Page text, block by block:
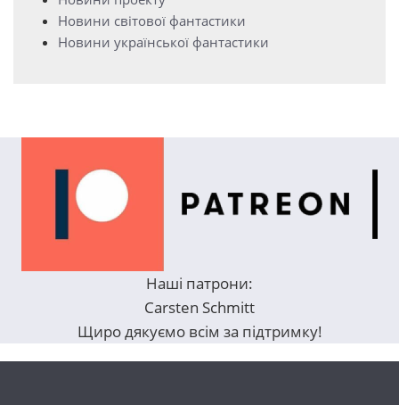
Новини світової фантастики
Новини української фантастики
Наші патрони:
Carsten Schmitt
Щиро дякуємо всім за підтримку!